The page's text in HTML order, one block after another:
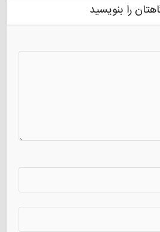
را بنویسید